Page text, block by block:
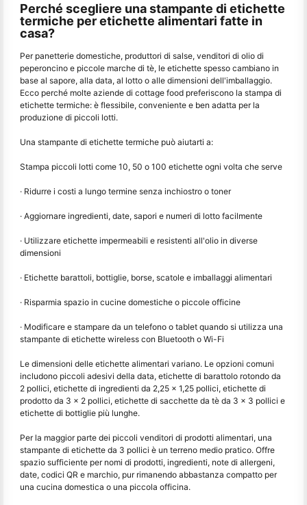
Perché scegliere una stampante di etichette
termiche per etichette alimentari fatte in
casa?
Per panetterie domestiche, produttori di salse, venditori di olio di
peperoncino e piccole marche di tè, le etichette spesso cambiano in
base al sapore, alla data, al lotto o alle dimensioni dell'imballaggio.
Ecco perché molte aziende di cottage food preferiscono la stampa di
etichette termiche: è flessibile, conveniente e ben adatta per la
produzione di piccoli lotti.
Una stampante di etichette termiche può aiutarti a:
Stampa piccoli lotti come 10, 50 o 100 etichette ogni volta che serve
· Ridurre i costi a lungo termine senza inchiostro o toner
· Aggiornare ingredienti, date, sapori e numeri di lotto facilmente
· Utilizzare etichette impermeabili e resistenti all'olio in diverse
dimensioni
· Etichette barattoli, bottiglie, borse, scatole e imballaggi alimentari
· Risparmia spazio in cucine domestiche o piccole officine
· Modificare e stampare da un telefono o tablet quando si utilizza una
stampante di etichette wireless con Bluetooth o Wi-Fi
Le dimensioni delle etichette alimentari variano. Le opzioni comuni
includono piccoli adesivi della data, etichette di barattolo rotondo da
2 pollici, etichette di ingredienti da 2,25 x 1,25 pollici, etichette di
prodotto da 3 x 2 pollici, etichette di sacchette da tè da 3 x 3 pollici e
etichette di bottiglie più lunghe.
Per la maggior parte dei piccoli venditori di prodotti alimentari, una
stampante di etichette da 3 pollici è un terreno medio pratico. Offre
spazio sufficiente per nomi di prodotti, ingredienti, note di allergeni,
date, codici QR e marchio, pur rimanendo abbastanza compatto per
una cucina domestica o una piccola officina.